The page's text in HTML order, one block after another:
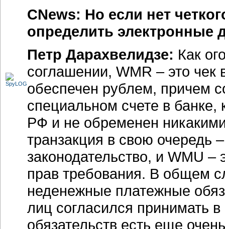
CNews: Но если нет
определить электронные
Петр Дарахвелидзе: Как
соглашении, WMR – это
обеспечен рублем, причем
специальном счете в
РФ и не обременен
транзакция в свою очередь
законодательство, и WMU –
прав требования. В общем
неденежные платежные
лиц согласился принимать в
обязательств есть еще